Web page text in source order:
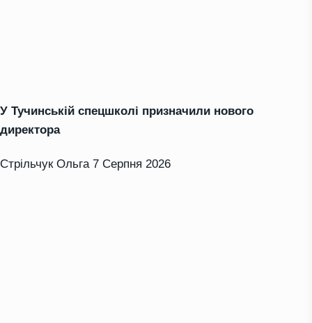
У Тучинській спецшколі призначили нового
директора
Стрільчук Ольга 7 Серпня 2026